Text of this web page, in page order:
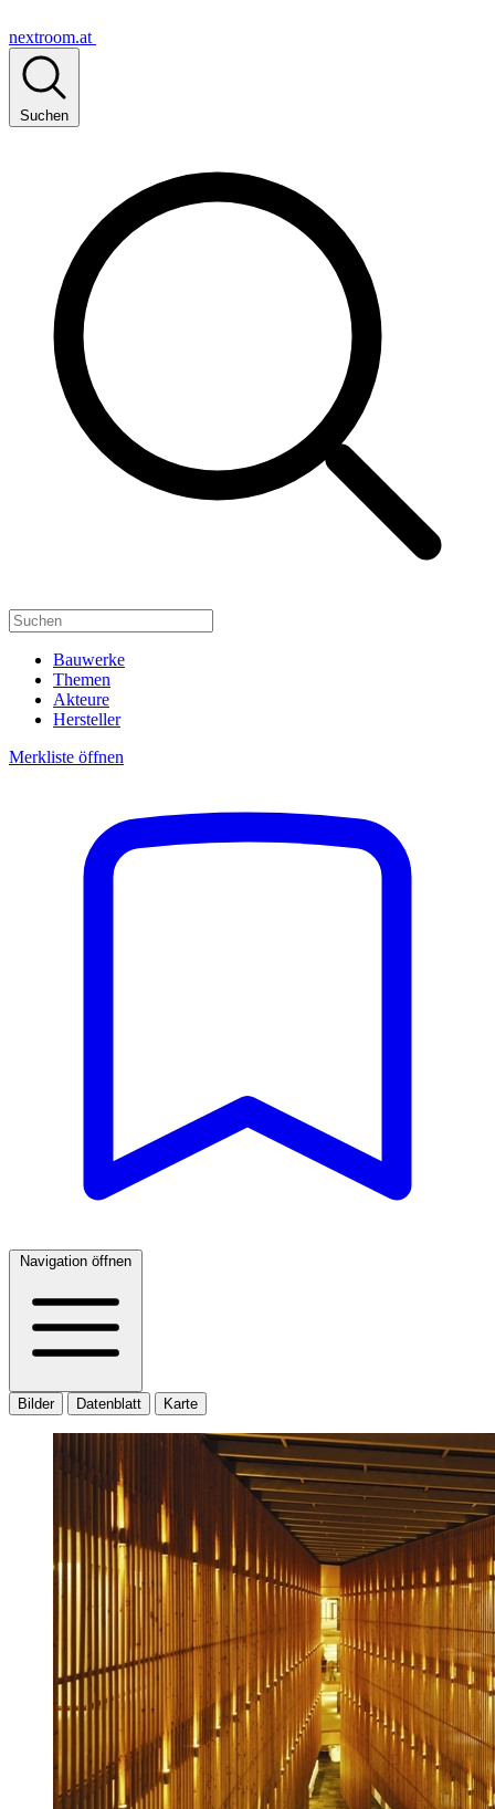
nextroom.at
Suchen
Bauwerke
Themen
Akteure
Hersteller
Merkliste öffnen
Navigation öffnen
Bilder Datenblatt Karte